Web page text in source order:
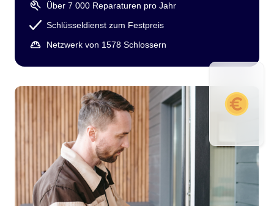
Über 7 000 Reparaturen pro Jahr
Schlüsseldienst zum Festpreis
Netzwerk von 1578 Schlossern